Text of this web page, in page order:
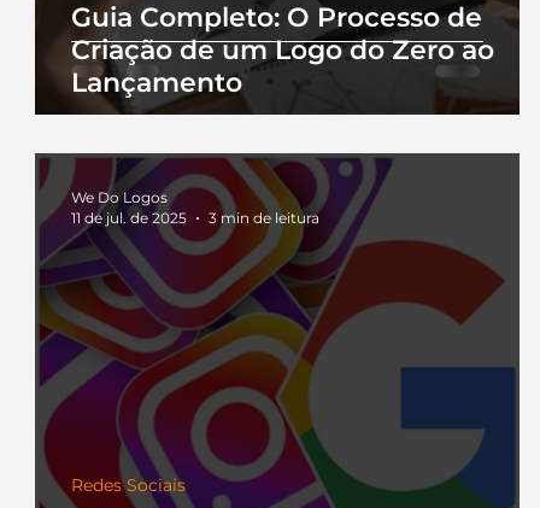
Guia Completo: O Processo de
Criação de um Logo do Zero ao
Lançamento
Redes Sociais
We Do Logos
11 de jul. de 2025
3 min de leitura